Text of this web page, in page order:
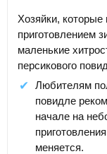
Хозяйки,
приготовлением
маленькие
персикового
Любителям
повидле
начале на
меняется.